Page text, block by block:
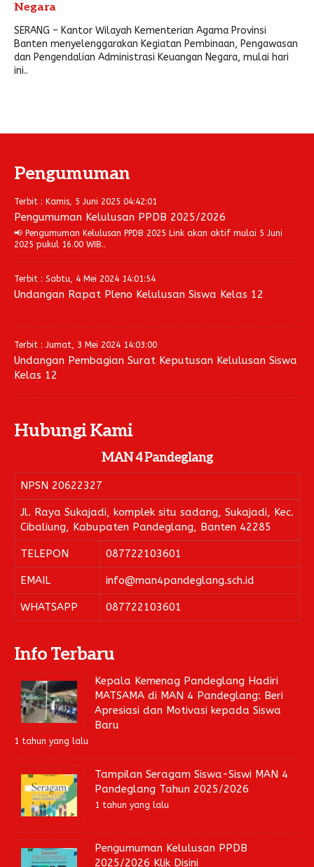
Negara
SERANG – Kantor Wilayah Kementerian Agama Provinsi
Banten menyelenggarakan Kegiatan Pembinaan, Pengawasan
dan Pengendalian Administrasi Keuangan Negara, mulai hari
ini..
Pengumuman
Terbit : Kamis, 5 Juni 2025 04:42:01
Pengumuman Kelulusan PPDB 2025/2026
📢 Pengumuman Kelulusan PPDB 2025 Link akan aktif mulai 5 Juni
2025 pukul 16.00 WIB..
Terbit : Sabtu, 4 Mei 2024 14:01:54
Undangan Rapat Pleno Kelulusan Siswa Kelas 12
Terbit : Jumat, 3 Mei 2024 14:03:00
Undangan Pembagian Surat Keputusan Kelulusan Siswa
Kelas 12
Hubungi Kami
MAN 4 Pandeglang
NPSN 20622327
Jl. Raya Sukajadi, komplek situ sadang, Sukajadi, Kec.
Cibaliung, Kabupaten Pandeglang, Banten 42285
TELEPON 087722103601
EMAIL info@man4pandeglang.sch.id
WHATSAPP 087722103601
Info Terbaru
Kepala Kemenag Pandeglang Hadiri
MATSAMA di MAN 4 Pandeglang: Beri
Apresiasi dan Motivasi kepada Siswa
Baru
1 tahun yang lalu
Tampilan Seragam Siswa-Siswi MAN 4
Pandeglang Tahun 2025/2026
1 tahun yang lalu
Pengumuman Kelulusan PPDB
2025/2026 Klik Disini